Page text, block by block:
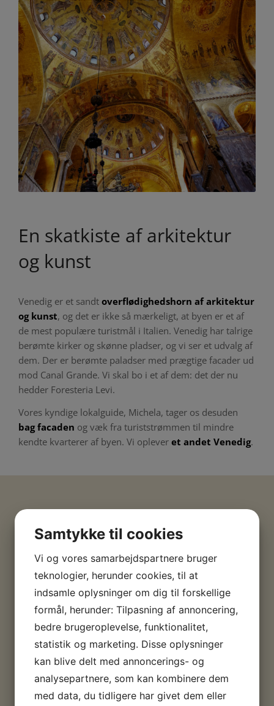
En skatkiste af arkitektur
og kunst
Venedig er et sandt overflødighedshorn af arkitektur
og kunst, og det er ikke så mærkeligt, at byen er et af
de mest populære turistmål i Italien. Venedig har talrige
berømte kirker og skønne pladser, og vi ser et udvalg af
dem. Der er berømte paladser med prægtige facader ud
mod Canal Grande. Vi skal bo i et af dem: det der nu
hedder Foresteria Levi.
Vores kyndige lokalguide, Michela, tager os desuden
bag facaden og væk fra turiststrømmen til mindre
kendte kvarterer af byen. Vi oplever et andet Venedig.
Dag 1
Afrejse til Venedig. Piazza San Marco
– og roning på Canal Grande.
Vi flyver fra København til Venedig. Vi sejler
vaporetto
(“vandbus”) gennem lagunen
og Canal Grande til centrum (lidt over 1 time)
og går ca. 10 min. til hotellet. På vejen
kommer vi forbi paladset, hvor Lord Byron
Samtykke til cookies
Vi og vores samarbejdspartnere bruger
teknologier, herunder cookies, til at
indsamle oplysninger om dig til forskellige
formål, herunder: Tilpasning af annoncering,
bedre brugeroplevelse, funktionalitet,
statistik og marketing. Disse oplysninger
kan blive delt med annoncerings- og
analysepartnere, som kan kombinere dem
med data, du tidligere har givet dem eller